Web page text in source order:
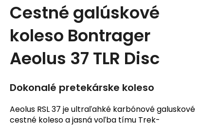
Cestné galúskové
koleso Bontrager
Aeolus 37 TLR Disc
Dokonalé pretekárske koleso
Aeolus RSL 37 je ultraľahké karbónové galuskové
cestné koleso a jasná voľba tímu Trek-
j
s
ť
?
HĽADAŤ